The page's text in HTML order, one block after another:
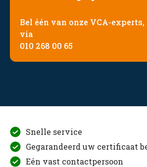
Bel één van onze VCA-experts,
via
010 268 00 65
Snelle service
Gegarandeerd uw certificaat
Eén vast contactpersoon